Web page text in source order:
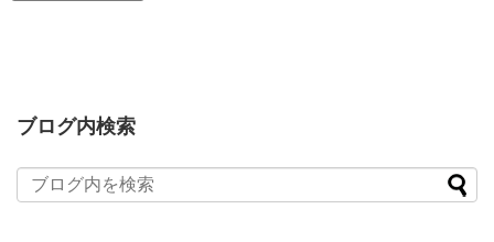
ブログ内検索